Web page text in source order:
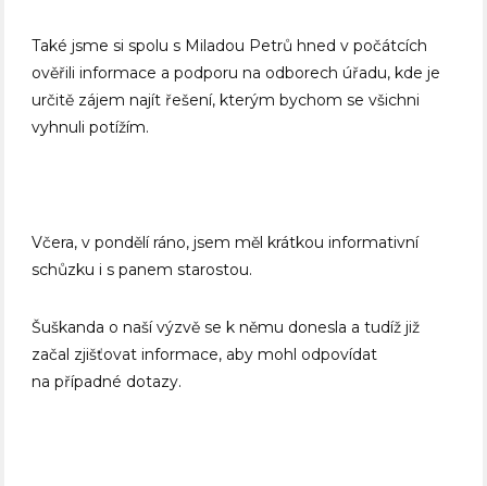
Také jsme si spolu s Miladou Petrů hned v počátcích
ověřili informace a podporu na odborech úřadu, kde je
určitě zájem najít řešení, kterým bychom se všichni
vyhnuli potížím.
Včera, v pondělí ráno, jsem měl krátkou informativní
schůzku i s panem starostou.
Šuškanda o naší výzvě se k němu donesla a tudíž již
začal zjišťovat informace, aby mohl odpovídat
na případné dotazy.